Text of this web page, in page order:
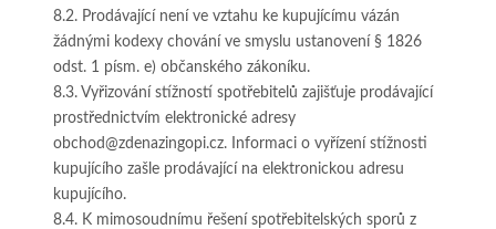
8.2. Prodávající není ve vztahu ke kupujícímu vázán
žádnými kodexy chování ve smyslu ustanovení § 1826
odst. 1 písm. e) občanského zákoníku.
8.3. Vyřizování stížností spotřebitelů zajišťuje prodávající
prostřednictvím elektronické adresy
obchod@zdenazingopi.cz. Informaci o vyřízení stížnosti
kupujícího zašle prodávající na elektronickou adresu
kupujícího.
8.4. K mimosoudnímu řešení spotřebitelských sporů z